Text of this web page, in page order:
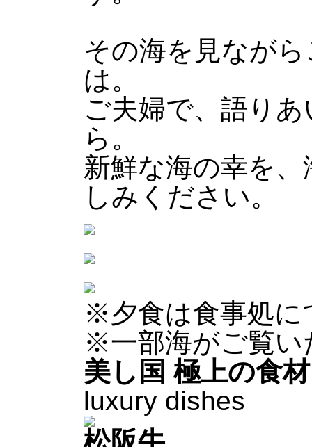
その海を見なが
は。
ご夫婦で、語り
ら。
新鮮な海の幸を
しみください。
※夕食は食事処に
※一部海がご覧い
美し国 極上の食材
luxury dishes